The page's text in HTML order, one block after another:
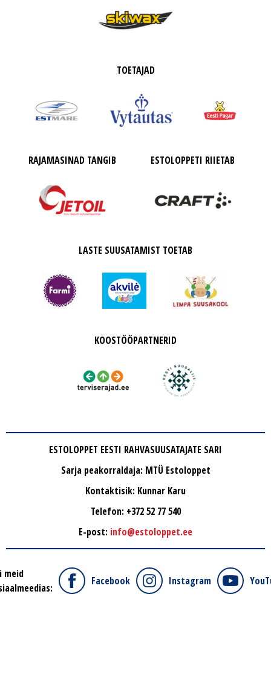
TOETAJAD
RAJAMASINAD TANGIB ESTOLOPPETI RIIETAB
LASTE SUUSATAMIST TOETAB
KOOSTÖÖPARTNERID
ESTOLOPPET EESTI RAHVASUUSATAJATE SARI
Sarja peakorraldaja: MTÜ Estoloppet
Kontaktisik: Kunnar Karu
Telefon: +372 52 77 540
E-post: info@estoloppet.ee
meid
Facebook Instagram